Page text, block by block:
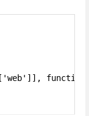
['web']],